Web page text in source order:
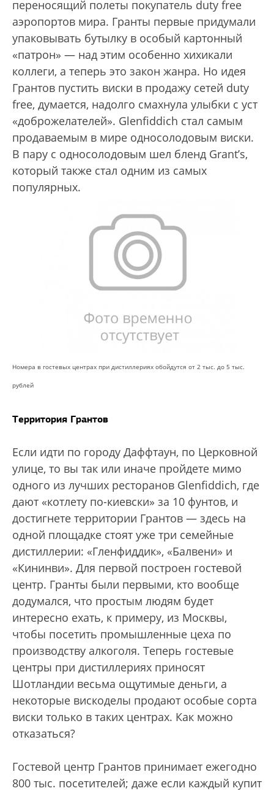
переносящий полеты покупатель duty free
аэропортов мира. Гранты первые придумали
упаковывать бутылку в особый картонный
«патрон» — над этим особенно хихикали
коллеги, а теперь это закон жанра. Но идея
Грантов пустить виски в продажу сетей duty
free, думается, надолго смахнула улыбки с уст
«доброжелателей». Glenfiddich стал самым
продаваемым в мире односолодовым виски.
В пару с односолодовым шел бленд Grant’s,
который также стал одним из самых
популярных.
Номера в гостевых центрах при дистиллериях обойдутся от 2 тыс. до 5 тыс.
рублей
Территория Грантов
Если идти по городу Даффтаун, по Церковной
улице, то вы так или иначе пройдете мимо
одного из лучших ресторанов Glenfiddich, где
дают «котлету по-киевски» за 10 фунтов, и
достигнете территории Грантов — здесь на
одной площадке стоят уже три семейные
дистиллерии: «Гленфиддик», «Балвени» и
«Кининви». Для первой построен гостевой
центр. Гранты были первыми, кто вообще
додумался, что простым людям будет
интересно ехать, к примеру, из Москвы,
чтобы посетить промышленные цеха по
производству алкоголя. Теперь гостевые
центры при дистиллериях приносят
Шотландии весьма ощутимые деньги, а
некоторые вискоделы продают особые сорта
виски только в таких центрах. Как можно
отказаться?
Гостевой центр Грантов принимает ежегодно
800 тыс. посетителей; даже если каждый купит